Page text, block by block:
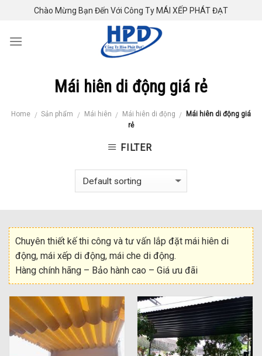
content
Chào Mừng Bạn Đến Với Công Ty MÁI XẾP PHÁT ĐẠT
Mái hiên di động giá rẻ
Home / Sản phẩm / Mái hiên / Mái hiên di động /
Mái hiên di động giá
rẻ
FILTER
Chuyên thiết kế thi công và tư vấn lắp đặt mái hiên di
động, mái xếp di động, mái che di động.
Hàng chính hãng – Bảo hành cao – Giá ưu đãi